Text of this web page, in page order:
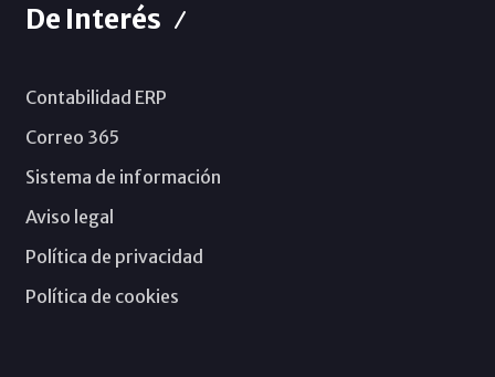
De Interés
Contabilidad ERP
Correo 365
Sistema de información
Aviso legal
Política de privacidad
Política de cookies